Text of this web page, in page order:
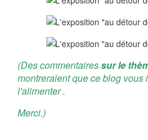
(Des commentairessur le
montreraient que ce blog
l'alimenter .
Merci.)